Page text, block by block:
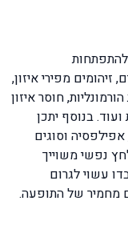
להתפתחות
זיהומים מפירי איזון,
חוסר איזון
בנוסף יתכן
אפילפסיה וסוגים
נפשי משוייך
עשוי לגרום
מחמיר של התופעה.